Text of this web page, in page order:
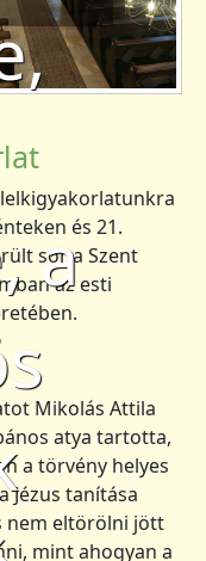
aés 21.
sor a Szent
az esti
Mikolás Attila
atya tartotta,
a törvény helyes
Jézus tanítása
nem eltörölni jött
mint ahogyan a